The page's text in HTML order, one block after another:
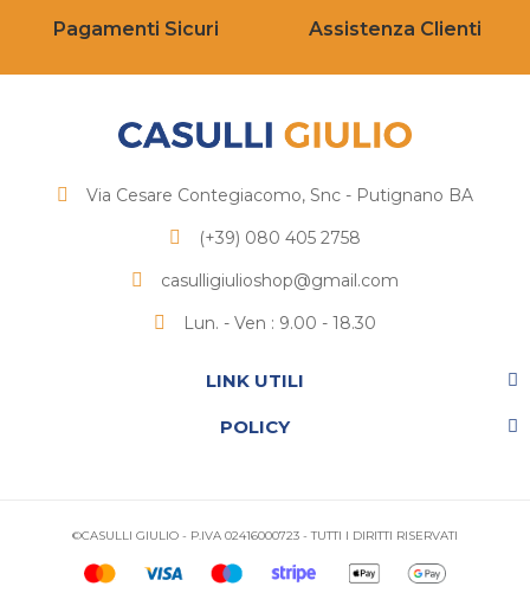
Pagamenti Sicuri Assistenza Clienti
Via Cesare Contegiacomo, Snc - Putignano BA
(+39) 080 405 2758
casulligiulioshop@gmail.com
Lun. - Ven : 9.00 - 18.30
LINK UTILI
POLICY
©CASULLI GIULIO - P.IVA 02416000723 - TUTTI I DIRITTI RISERVATI